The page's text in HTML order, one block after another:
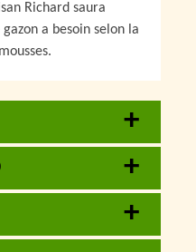
Richard saura
a besoin selon la